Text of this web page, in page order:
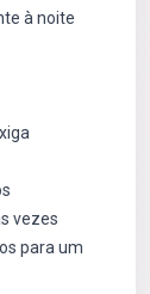
à noite
vezes
para um